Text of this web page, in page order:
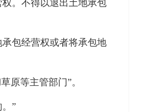
。不得以退出土地承包
包经营权或者将承包地
原等主管部门”。
”